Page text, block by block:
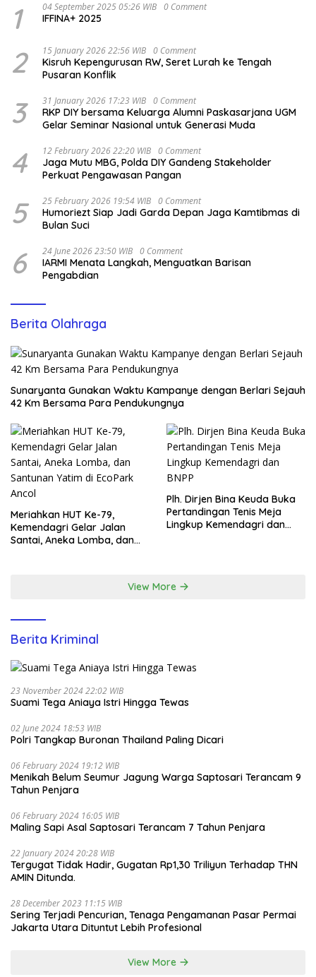
1 04 September 2025 05:26 WIB 0 Comment
IFFINA+ 2025
2 15 January 2026 22:56 WIB 0 Comment
Kisruh Kepengurusan RW, Seret Lurah ke Tengah
Pusaran Konflik
3 31 January 2026 17:23 WIB 0 Comment
RKP DIY bersama Keluarga Alumni Paskasarjana UGM
Gelar Seminar Nasional untuk Generasi Muda
4 12 February 2026 22:20 WIB 0 Comment
Jaga Mutu MBG, Polda DIY Gandeng Stakeholder
Perkuat Pengawasan Pangan
5 25 February 2026 19:54 WIB 0 Comment
Humoriezt Siap Jadi Garda Depan Jaga Kamtibmas di
Bulan Suci
6 24 June 2026 23:50 WIB 0 Comment
IARMI Menata Langkah, Menguatkan Barisan
Pengabdian
Berita Olahraga
Sunaryanta Gunakan Waktu Kampanye dengan Berlari Sejauh
42 Km Bersama Para Pendukungnya
Meriahkan HUT Ke-79,
Kemendagri Gelar Jalan
Santai, Aneka Lomba, dan
Plh. Dirjen Bina Keuda Buka
Pertandingan Tenis Meja
Lingkup Kemendagri dan
View More
Berita Kriminal
23 November 2024 22:02 WIB
Suami Tega Aniaya Istri Hingga Tewas
02 June 2024 18:53 WIB
Polri Tangkap Buronan Thailand Paling Dicari
06 February 2024 19:12 WIB
Menikah Belum Seumur Jagung Warga Saptosari Terancam 9
Tahun Penjara
06 February 2024 16:05 WIB
Maling Sapi Asal Saptosari Terancam 7 Tahun Penjara
22 January 2024 20:28 WIB
Tergugat Tidak Hadir, Gugatan Rp1,30 Triliyun Terhadap THN
AMIN Ditunda.
28 December 2023 11:15 WIB
Sering Terjadi Pencurian, Tenaga Pengamanan Pasar Permai
Jakarta Utara Dituntut Lebih Profesional
View More